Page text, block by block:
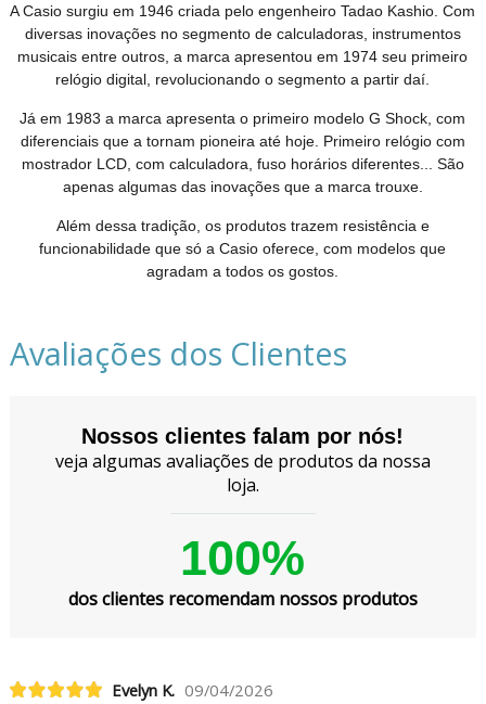
A Casio surgiu em 1946 criada pelo engenheiro Tadao Kashio. Com
diversas inovações no segmento de calculadoras, instrumentos
musicais entre outros, a marca apresentou em 1974 seu primeiro
relógio digital, revolucionando o segmento a partir daí.
Já em 1983 a marca apresenta o primeiro modelo G Shock, com
diferenciais que a tornam pioneira até hoje. Primeiro relógio com
mostrador LCD, com calculadora, fuso horários diferentes... São
apenas algumas das inovações que a marca trouxe.
Além dessa tradição, os produtos trazem resistência e
funcionabilidade que só a Casio oferece, com modelos que
agradam a todos os gostos.
Avaliações dos Clientes
Nossos clientes falam por nós!
veja algumas avaliações de produtos da nossa
loja.
100%
dos clientes recomendam nossos produtos
Evelyn K. 09/04/2026